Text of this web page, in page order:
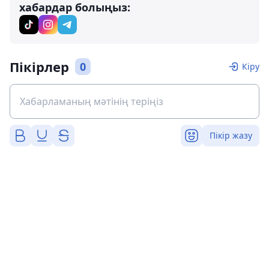
хабардар болыңыз:
Пікірлер 0 Кіру
Пікір жазу